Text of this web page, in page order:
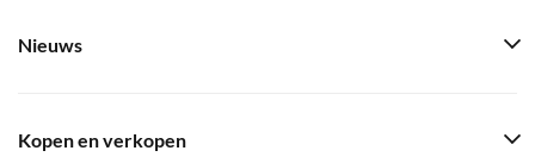
Nieuws
Kopen en verkopen